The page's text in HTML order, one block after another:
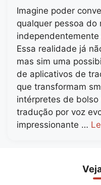
Imagine poder
qualquer pessoa do
Essa realidade já
mas sim uma
de aplicativos de
que transformam
intérpretes de bolso
tradução por voz
impressionante …